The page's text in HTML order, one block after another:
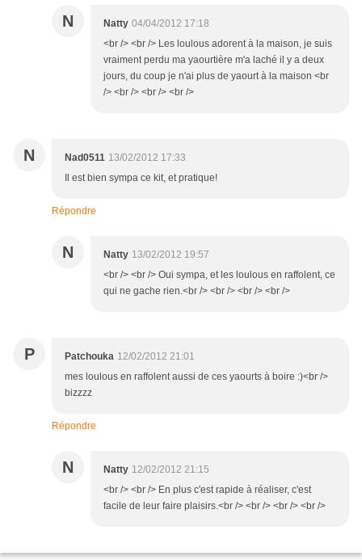
N Natty 04/04/2012 17:18
<br /> <br /> Les loulous adorent à la maison, je suis
vraiment perdu ma yaourtière m'a laché il y a deux
jours, du coup je n'ai plus de yaourt à la maison <br
/> <br /> <br /> <br />
N Nad0511 13/02/2012 17:33
Il est bien sympa ce kit, et pratique!
Répondre
N Natty 13/02/2012 19:57
<br /> <br /> Oui sympa, et les loulous en raffolent, ce
qui ne gache rien.<br /> <br /> <br /> <br />
P Patchouka 12/02/2012 21:01
mes loulous en raffolent aussi de ces yaourts à boire :)<br />
bizzzz
Répondre
N Natty 12/02/2012 21:15
<br /> <br /> En plus c'est rapide à réaliser, c'est
facile de leur faire plaisirs.<br /> <br /> <br /> <br />